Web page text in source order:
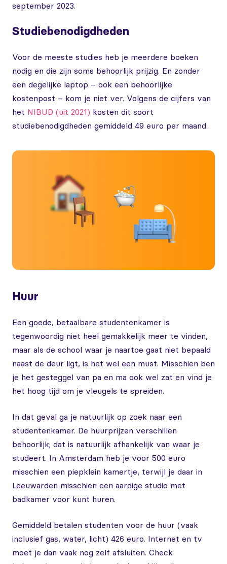
september 2023.
Studiebenodigdheden
Voor de meeste studies heb je meerdere boeken
nodig en die zijn soms behoorlijk prijzig. En zonder
een degelijke laptop – ook een behoorlijke
kostenpost – kom je niet ver. Volgens de cijfers van
het NIBUD (uit 2021) kosten dit soort
studiebenodigdheden gemiddeld 49 euro per maand.
Huur
Een goede, betaalbare studentenkamer is
tegenwoordig niet heel gemakkelijk meer te vinden,
maar als de school waar je naartoe gaat niet bepaald
naast de deur ligt, is het wel een must. Misschien ben
je het gesteggel van pa en ma ook wel zat en vind je
het hoog tijd om je vleugels te spreiden.
In dat geval ga je natuurlijk op zoek naar een
studentenkamer. De huurprijzen verschillen
behoorlijk; dat is natuurlijk afhankelijk van waar je
studeert. In Amsterdam heb je voor 500 euro
misschien een piepklein kamertje, terwijl je daar in
Leeuwarden misschien een aardige studio met
badkamer voor kunt huren.
Gemiddeld betalen studenten voor de huur (vaak
inclusief gas, water, licht) 426 euro. Internet en tv
moet je dan vaak nog zelf afsluiten. Check